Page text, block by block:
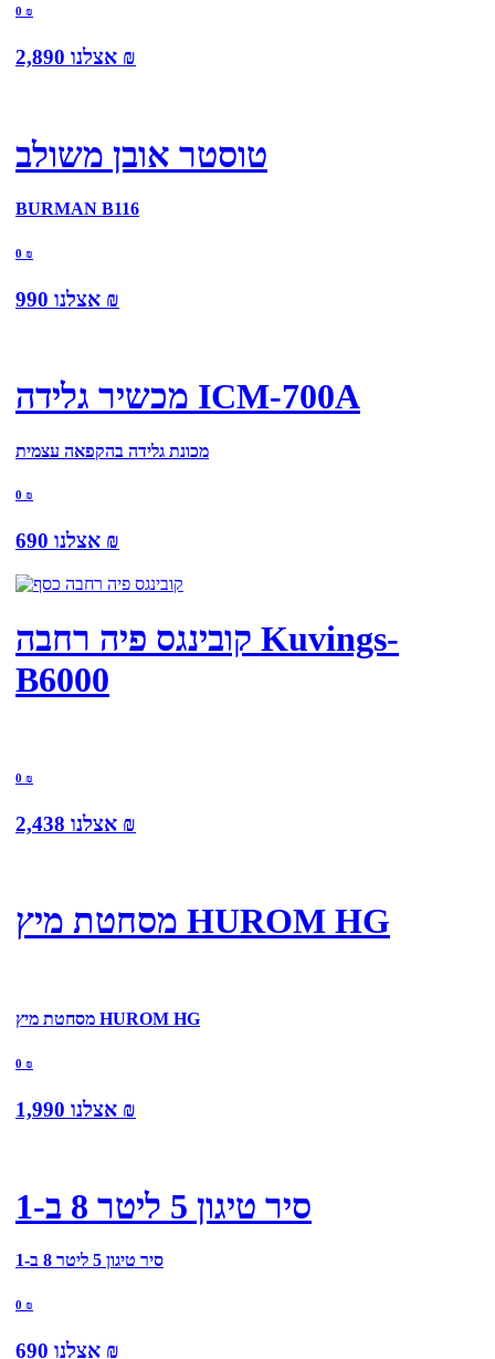
0 ₪
אצלנו 2,890 ₪
טוסטר אובן משולב
BURMAN B116
0 ₪
אצלנו 990 ₪
מכשיר גלידה ICM-700A
מכונת גלידה בהקפאה עצמית
0 ₪
אצלנו 690 ₪
קובינגס פיה רחבה Kuvings-
B6000
0 ₪
אצלנו 2,438 ₪
מסחטת מיץ HUROM HG
מסחטת מיץ HUROM HG
0 ₪
אצלנו 1,990 ₪
סיר טיגון 5 ליטר 8 ב-1
סיר טיגון 5 ליטר 8 ב-1
0 ₪
אצלנו 690 ₪